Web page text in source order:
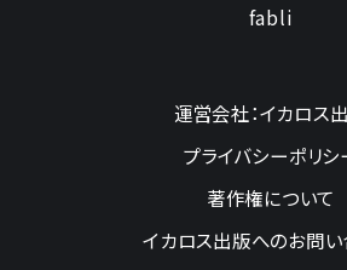
fabli
運営会社：イカロス
プライバシーポリシ
著作権について
イカロス出版へのお問